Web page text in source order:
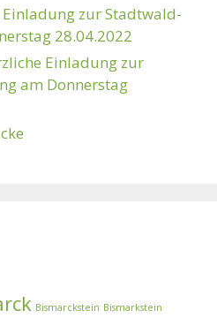
Einladung zur Stadtwald-
28.04.2022
Einladung zur
am Donnerstag
Bismarckstein Bismarkstein